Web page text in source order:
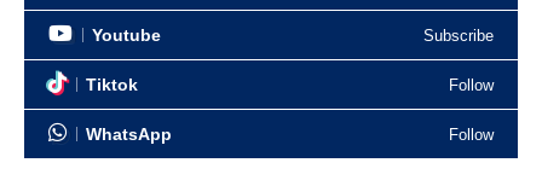
Youtube Subscribe
Tiktok Follow
WhatsApp Follow